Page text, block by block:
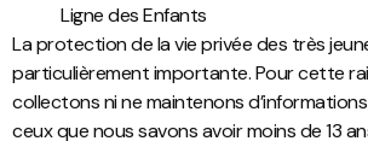
Ligne des Enfants
La protection de la vie privée des très
particulièrement importante. Pour cette
collectons ni ne maintenons
ceux que nous savons avoir moins de 13